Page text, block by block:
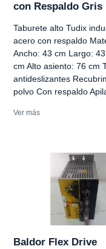
con Respaldo Gris
Taburete alto Tudix
acero con respaldo
Ancho: 43 cm Largo:
cm Alto asiento: 76 cm
antideslizantes
polvo Con respaldo
Ver más
Baldor Flex Drive